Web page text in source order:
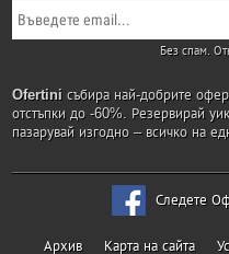
Без спам.
Ofertini събира най-добрите
отстъпки до -60%. Резервирай
пазарувай изгодно – всичко на
Следете
Архив Карта на сайта